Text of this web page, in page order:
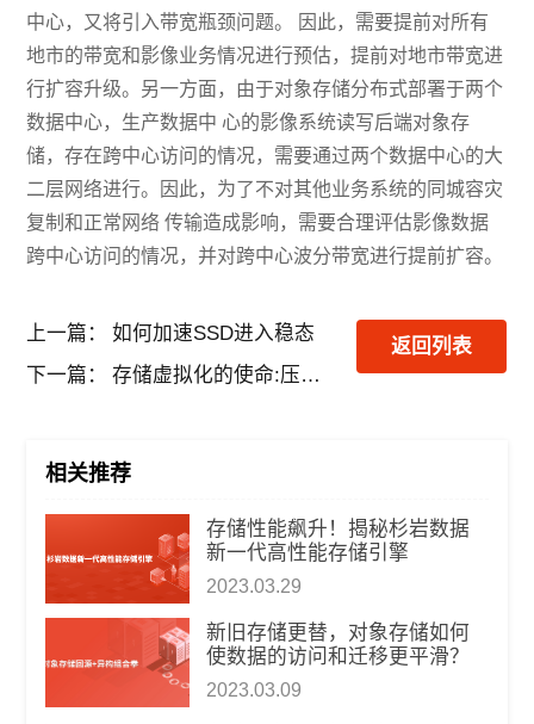
中心，又将引入带宽瓶颈问题。 因此，需要提前对所有
地市的带宽和影像业务情况进行预估，提前对地市带宽进
行扩容升级。另一方面，由于对象存储分布式部署于两个
数据中心，生产数据中 心的影像系统读写后端对象存
储，存在跨中心访问的情况，需要通过两个数据中心的大
二层网络进行。因此，为了不对其他业务系统的同城容灾
复制和正常网络 传输造成影响，需要合理评估影像数据
跨中心访问的情况，并对跨中心波分带宽进行提前扩容。
上一篇：
如何加速SSD进入稳态
下一篇：
存储虚拟化的使命:压缩存储成本 提高资源利用率
返回列表
相关推荐
​存储性能飙升！揭秘杉岩数据
新一代高性能存储引擎
2023.03.29
新旧存储更替，对象存储如何
使数据的访问和迁移更平滑？
2023.03.09